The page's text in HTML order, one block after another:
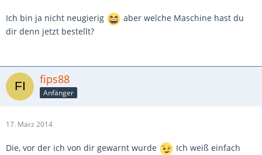
Ich bin ja nicht neugierig
aber welche Maschine hast du
dir denn jetzt bestellt?
fips88
Anfänger
17. März 2014
Die, vor der ich von dir gewarnt wurde
Ich weiß einfach